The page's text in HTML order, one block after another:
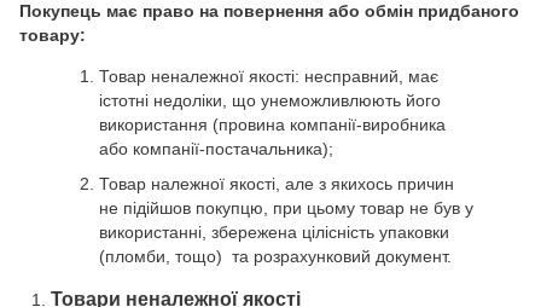
Покупець має право на повернення або обмін придбаного
товару:
Товар неналежної якості: несправний, має
істотні недоліки, що унеможливлюють його
використання (провина компанії-виробника
або компанії-постачальника);
Товар належної якості, але з якихось причин
не підійшов покупцю, при цьому товар не був у
використанні, збережена цілісність упаковки
(пломби, тощо) та розрахунковий документ.
Товари неналежної якості